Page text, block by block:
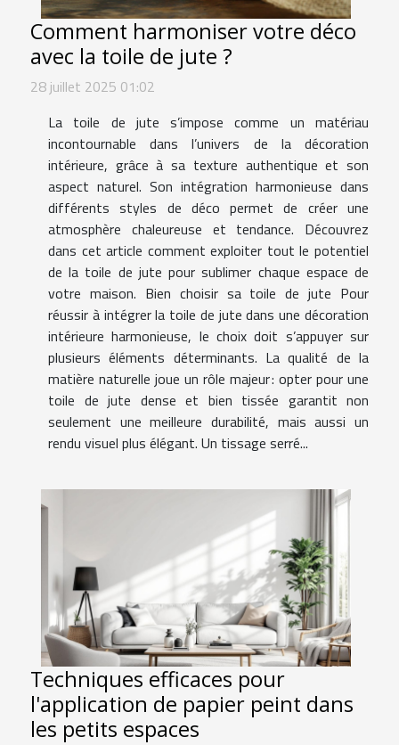
Comment harmoniser votre déco
avec la toile de jute ?
28 juillet 2025 01:02
La toile de jute s’impose comme un matériau
incontournable dans l’univers de la décoration
intérieure, grâce à sa texture authentique et son
aspect naturel. Son intégration harmonieuse dans
différents styles de déco permet de créer une
atmosphère chaleureuse et tendance. Découvrez
dans cet article comment exploiter tout le potentiel
de la toile de jute pour sublimer chaque espace de
votre maison. Bien choisir sa toile de jute Pour
réussir à intégrer la toile de jute dans une décoration
intérieure harmonieuse, le choix doit s’appuyer sur
plusieurs éléments déterminants. La qualité de la
matière naturelle joue un rôle majeur : opter pour une
toile de jute dense et bien tissée garantit non
seulement une meilleure durabilité, mais aussi un
rendu visuel plus élégant. Un tissage serré...
Techniques efficaces pour
l'application de papier peint dans
les petits espaces